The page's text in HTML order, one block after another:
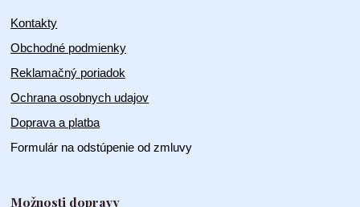
Kontakty
Obchodné podmienky
Reklamačný poriadok
Ochrana osobnych udajov
Doprava a platba
Formulár na odstúpenie od zmluvy
Možnosti dopravy